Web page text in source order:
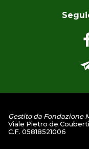
Gestito da Fondazione
Viale Pietro de
C.F. 05818521006